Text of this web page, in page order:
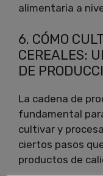
alimentaria a
6. CÓMO
CEREALES:
DE
La cadena de
fundamental
cultivar y
ciertos pasos
productos de